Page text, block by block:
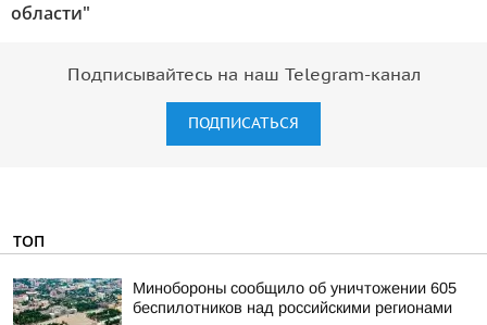
области"
Подписывайтесь на наш Telegram-канал
ПОДПИСАТЬСЯ
ТОП
Минобороны сообщило об уничтожении 605
беспилотников над российскими регионами